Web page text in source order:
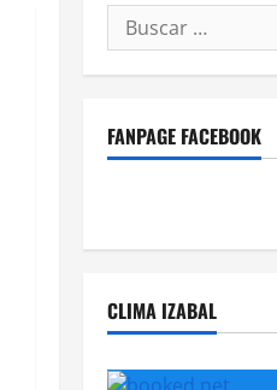
Buscar:
FANPAGE FACEBOOK
CLIMA IZABAL